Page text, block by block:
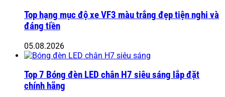
Top hạng mục độ xe VF3 màu trắng đẹp tiện nghi và
đáng tiền
05.08.2026
Top 7 Bóng đèn LED chân H7 siêu sáng lắp đặt
chính hãng